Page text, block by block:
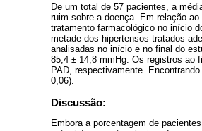
De um total de 57 pacientes, a
ruim sobre a doença. Em relação
tratamento farmacológico no início
metade dos hipertensos tratados
analisadas no início e no final do
85,4 ± 14,8 mmHg. Os registros ao
PAD, respectivamente.
0,06).
Discussão:
Embora a porcentagem de